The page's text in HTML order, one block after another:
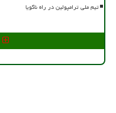
تیم ملی ترامپولین در راه ناگویا